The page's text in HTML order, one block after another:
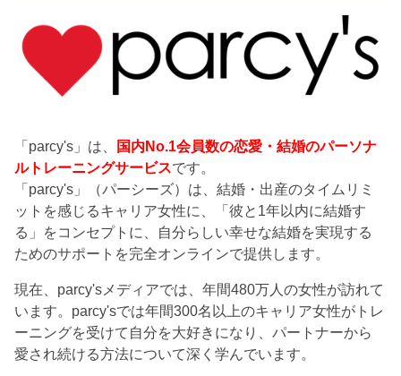
「parcy's」は、
国内No.1会員数の恋愛・結婚のパーソナ
ルトレーニングサービスです。
「parcy's」（パーシーズ）は、結婚・出産のタイムリミ
ットを感じるキャリア女性に、「彼と1年以内に結婚す
る」をコンセプトに、自分らしい幸せな結婚を実現する
ためのサポートを完全オンラインで提供します。
現在、parcy'sメディアでは、年間480万人の女性が訪れて
います。parcy'sでは年間300名以上のキャリア女性がトレ
ーニングを受けて自分を大好きになり、パートナーから
愛され続ける方法について深く学んでいます。